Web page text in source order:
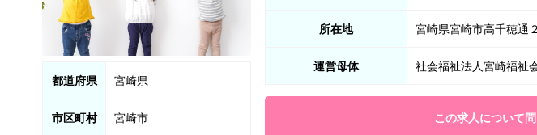
都道府県 宮崎県
市区町村 宮崎市
所在地 宮崎県宮崎市高千穂通
運営母体 社会福祉法人宮崎福祉
この求人について